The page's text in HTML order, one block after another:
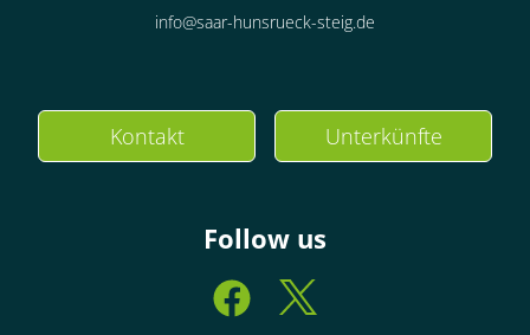
info@saar-hunsrueck-steig.de
Kontakt Unterkünfte
Follow us